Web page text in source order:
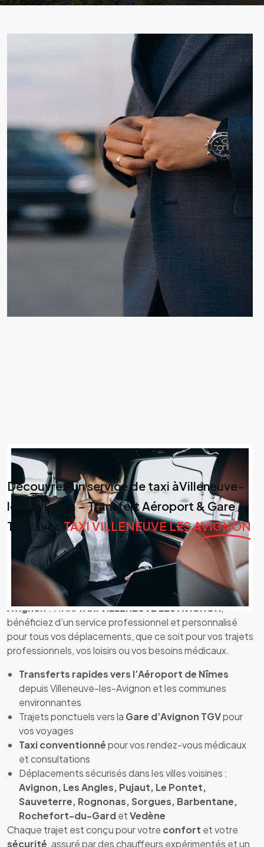
Découvrez un service de taxi àVilleneuve-
les-Avignon – Transfert Aéroport & Gare
TGV avec TAXI VILLENEUVE LES AVIGNON
TAXI VILLENEUVE LES AVIGNON – Votre taxi
fiable et confortable
Vous cherchez un taxi de confiance àVilleneuve-les-
Avignon? AvecTAXI VILLENEUVE LES AVIGNON,
bénéficiez d’un service professionnel et personnalisé
pour tous vos déplacements, que ce soit pour vos trajets
professionnels, vos loisirs ou vos besoins médicaux.
Transferts rapides vers l’Aéroport de Nîmes
depuis Villeneuve-les-Avignon et les communes
environnantes
Trajets ponctuels vers la Gare d’Avignon TGVpour
vos voyages
Taxi conventionnépour vos rendez-vous médicaux
et consultations
Déplacements sécurisés dans les villes voisines :
Avignon, Les Angles, Pujaut, Le Pontet,
Sauveterre, Rognonas, Sorgues, Barbentane,
Rochefort-du-GardetVedène
Chaque trajet est conçu pour votre confort et votre
sécurité, assuré par des chauffeurs expérimentés et un